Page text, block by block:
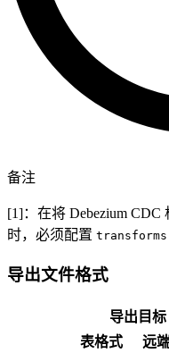
备注
[1]：在将 Debezium CDC
时，必须配置 transforms
导出文件格式
导出目标
表格式
远